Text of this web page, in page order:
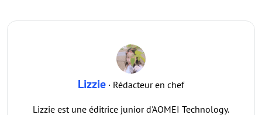
Lizzie · Rédacteur en chef
Lizzie est une éditrice junior d'AOMEI Technology.